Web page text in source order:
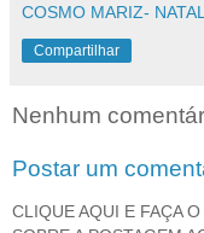
COSMO MARIZ-
Compartilhar
Nenhum
Postar um
CLIQUE AQUI E FAÇA